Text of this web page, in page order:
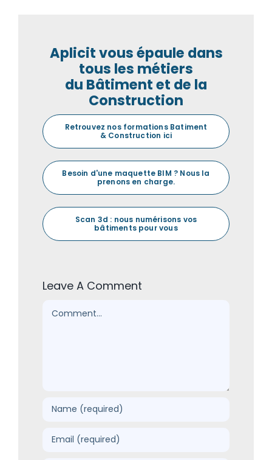
Aplicit vous épaule dans
tous les métiers
du Bâtiment et de la
Construction
Retrouvez nos formations Batiment
& Construction ici
Besoin d'une maquette BIM ? Nous la
prenons en charge.
Scan 3d : nous numérisons vos
bâtiments pour vous
Leave A Comment
Comment